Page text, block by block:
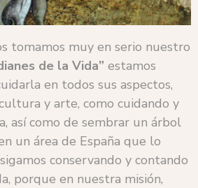
tomamos muy en serio nuestro
de la Vida” estamos
en todos sus aspectos,
y arte, como cuidando y
así como de sembrar un árbol
un área de España que lo
conservando y contando
porque en nuestra misión,